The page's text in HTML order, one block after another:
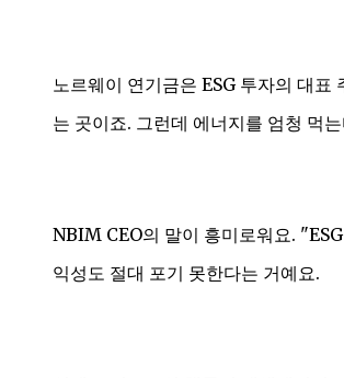
노르웨이 연기금은 ESG 투자의 대표
는 곳이죠. 그런데 에너지를 엄청 먹
NBIM CEO의 말이 흥미로워요.
익성도 절대 포기 못한다는 거예요.